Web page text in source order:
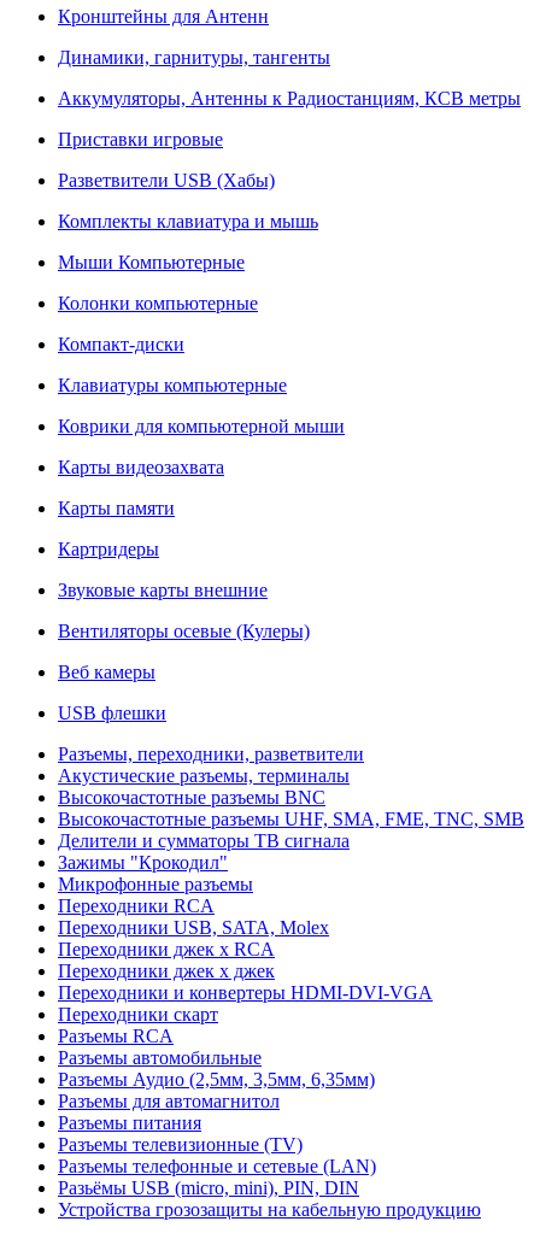
Кронштейны для Антенн
Динамики, гарнитуры, тангенты
Аккумуляторы, Антенны к Радиостанциям, КСВ метры
Приставки игровые
Разветвители USB (Хабы)
Комплекты клавиатура и мышь
Мыши Компьютерные
Колонки компьютерные
Компакт-диски
Клавиатуры компьютерные
Коврики для компьютерной мыши
Карты видеозахвата
Карты памяти
Картридеры
Звуковые карты внешние
Вентиляторы осевые (Кулеры)
Веб камеры
USB флешки
Разъемы, переходники, разветвители
Акустические разъемы, терминалы
Высокочастотные разъемы BNC
Высокочастотные разъемы UHF, SMA, FME, TNC, SMB
Делители и сумматоры ТВ сигнала
Зажимы "Крокодил"
Микрофонные разъемы
Переходники RCA
Переходники USB, SATA, Molex
Переходники джек х RCA
Переходники джек х джек
Переходники и конвертеры HDMI-DVI-VGA
Переходники скарт
Разъемы RCA
Разъемы автомобильные
Разъемы Аудио (2,5мм, 3,5мм, 6,35мм)
Разъемы для автомагнитол
Разъемы питания
Разъемы телевизионные (TV)
Разъемы телефонные и сетевые (LAN)
Разьёмы USB (micro, mini), PIN, DIN
Устройства грозозащиты на кабельную продукцию